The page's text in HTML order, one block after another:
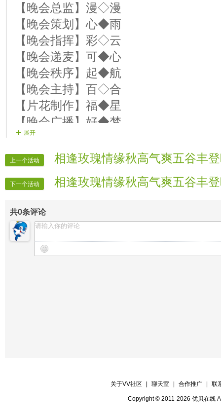
10号 【演员】 雨◇荷 歌名曲【我的
11号 【演员】起◆航 歌曲【美酒加
12号 【演员】 小◆华 歌曲【寂寞的
13号 【演员】 相◇约 歌曲【纳西情
14号【演员】 心◇雨 歌曲【有你真
【晚会总监】漫◇漫
【晚会策划】心◆雨
【晚会指挥】彩◇云
【晚会递麦】可◆心
【晚会秩序】起◆航
【晚会主持】百◇合
【片花制作】福◆星
【晚会广播】好◆梦
【晚会片花1】飘◇逸
【晚会片花2】真◇诚
【晚会片花3】无◇语
【晚会迎宾】管理区在线全体管理
展开
上一个活动 相逢玫瑰情缘秋高气爽五谷丰
下一个活动 相逢玫瑰情缘秋高气爽五谷丰
共0条评论
关于VV社区 聊天室 合作推广 联
Copyright © 2011-2026 优贝在线